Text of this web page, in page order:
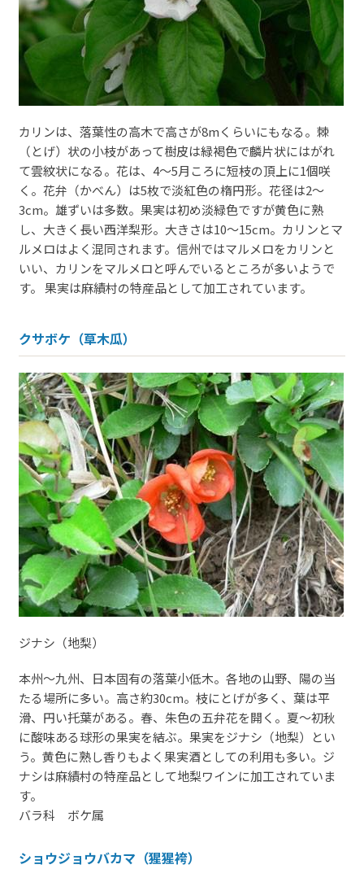
カリンは、落葉性の高木で高さが8mくらいにもなる。棘
（とげ）状の小枝があって樹皮は緑褐色で麟片状にはがれ
て雲紋状になる。花は、4～5月ころに短枝の頂上に1個咲
く。花弁（かべん）は5枚で淡紅色の楕円形。花径は2～
3cm。雄ずいは多数。果実は初め淡緑色ですが黄色に熟
し、大きく長い西洋梨形。大きさは10～15cm。カリンとマ
ルメロはよく混同されます。信州ではマルメロをカリンと
いい、カリンをマルメロと呼んでいるところが多いようで
す。 果実は麻績村の特産品として加工されています。
クサボケ（草木瓜）
ジナシ（地梨）
本州～九州、日本固有の落葉小低木。各地の山野、陽の当
たる場所に多い。高さ約30cm。枝にとげが多く、葉は平
滑、円い托葉がある。春、朱色の五弁花を開く。夏～初秋
に酸味ある球形の果実を結ぶ。果実をジナシ（地梨）とい
う。黄色に熟し香りもよく果実酒としての利用も多い。ジ
ナシは麻績村の特産品として地梨ワインに加工されていま
す。
バラ科 ボケ属
ショウジョウバカマ（猩猩袴）